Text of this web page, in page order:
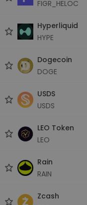
FIGR_HELOC
Hyperliquid
HYPE
Dogecoin
DOGE
USDS
USDS
LEO Token
LEO
Rain
RAIN
Zcash